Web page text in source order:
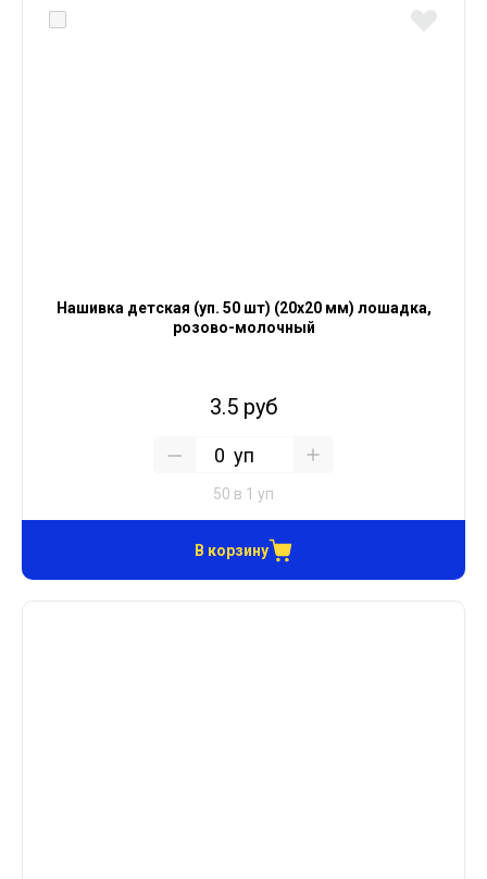
Нашивка детская (уп. 50 шт) (20х20 мм) лошадка,
розово-молочный
3.5 руб
уп
50 в 1 уп
В корзину